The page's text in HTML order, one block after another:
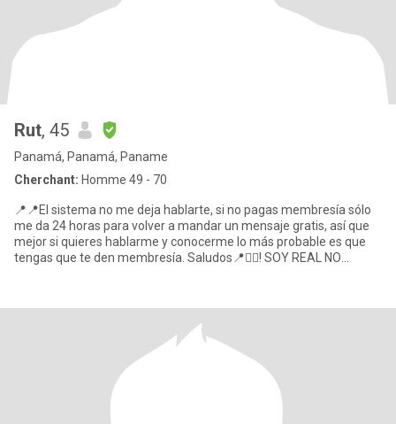
Rut, 45
Panamá, Panamá, Paname
Cherchant: Homme 49 - 70
📍📍El sistema no me deja hablarte, si no pagas membresía sólo
me da 24 horas para volver a mandar un mensaje gratis, así que
mejor si quieres hablarme y conocerme lo más probable es que
tengas que te den membresía. Saludos📍❤️‍🔥! SOY REAL NO